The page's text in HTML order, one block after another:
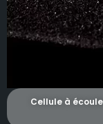
Cellule à